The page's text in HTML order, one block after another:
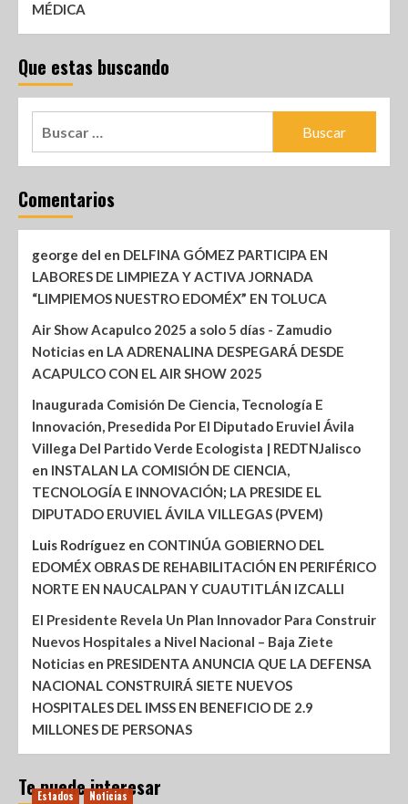
MÉDICA
Que estas buscando
Comentarios
george del en DELFINA GÓMEZ PARTICIPA EN
LABORES DE LIMPIEZA Y ACTIVA JORNADA
“LIMPIEMOS NUESTRO EDOMÉX” EN TOLUCA
Air Show Acapulco 2025 a solo 5 días - Zamudio
Noticias en LA ADRENALINA DESPEGARÁ DESDE
ACAPULCO CON EL AIR SHOW 2025
Inaugurada Comisión De Ciencia, Tecnología E
Innovación, Presedida Por El Diputado Eruviel Ávila
Villega Del Partido Verde Ecologista | REDTNJalisco
en INSTALAN LA COMISIÓN DE CIENCIA,
TECNOLOGÍA E INNOVACIÓN; LA PRESIDE EL
DIPUTADO ERUVIEL ÁVILA VILLEGAS (PVEM)
Luis Rodríguez en CONTINÚA GOBIERNO DEL
EDOMÉX OBRAS DE REHABILITACIÓN EN PERIFÉRICO
NORTE EN NAUCALPAN Y CUAUTITLÁN IZCALLI
El Presidente Revela Un Plan Innovador Para Construir
Nuevos Hospitales a Nivel Nacional – Baja Ziete
Noticias en PRESIDENTA ANUNCIA QUE LA DEFENSA
NACIONAL CONSTRUIRÁ SIETE NUEVOS
HOSPITALES DEL IMSS EN BENEFICIO DE 2.9
MILLONES DE PERSONAS
Te puede interesar
Estados Noticias